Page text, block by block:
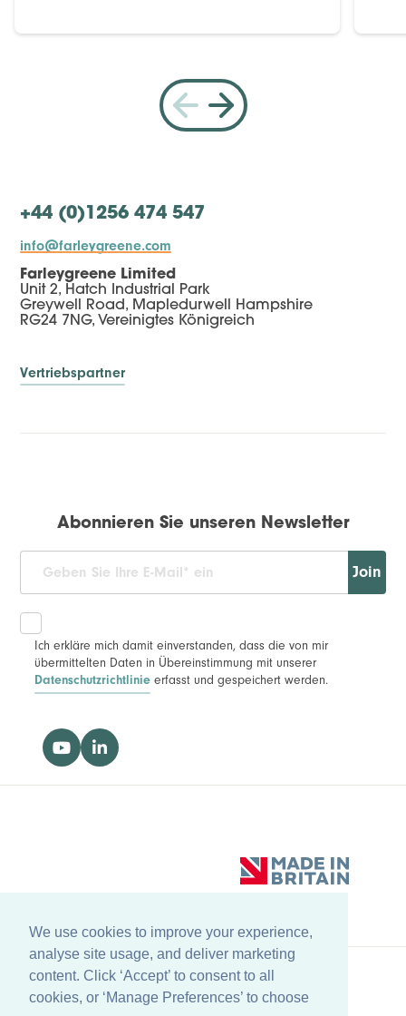
We use cookies to improve your experience,
analyse site usage, and deliver marketing
content. Click ‘Accept’ to consent to all
cookies, or ‘Manage Preferences’ to choose
+44 (0)1256 474 547
info@farleygreene.com
Farleygreene Limited
Unit 2, Hatch Industrial Park
Greywell Road, Mapledurwell Hampshire
RG24 7NG, Vereinigtes Königreich
Vertriebspartner
Abonnieren Sie unseren Newsletter
Join
Ich erkläre mich damit einverstanden, dass die von mir
übermittelten Daten in Übereinstimmung mit unserer
Datenschutzrichtlinie erfasst und gespeichert werden.
Zurück zum Anfang